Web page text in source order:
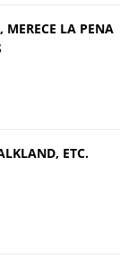
MERECE LA PENA
ETC.